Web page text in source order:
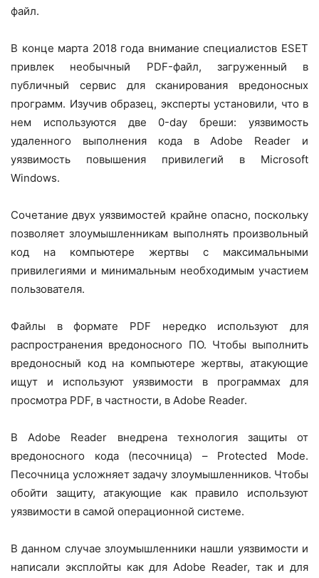
файл.
В конце марта 2018 года внимание специалистов ESET
привлек необычный PDF-файл, загруженный в
публичный сервис для сканирования вредоносных
программ. Изучив образец, эксперты установили, что в
нем используются две 0-day бреши: уязвимость
удаленного выполнения кода в Adobe Reader и
уязвимость повышения привилегий в Microsoft
Windows.
Сочетание двух уязвимостей крайне опасно, поскольку
позволяет злоумышленникам выполнять произвольный
код на компьютере жертвы с максимальными
привилегиями и минимальным необходимым участием
пользователя.
Файлы в формате PDF нередко используют для
распространения вредоносного ПО. Чтобы выполнить
вредоносный код на компьютере жертвы, атакующие
ищут и используют уязвимости в программах для
просмотра PDF, в частности, в Adobe Reader.
В Adobe Reader внедрена технология защиты от
вредоносного кода (песочница) – Protected Mode.
Песочница усложняет задачу злоумышленников. Чтобы
обойти защиту, атакующие как правило используют
уязвимости в самой операционной системе.
В данном случае злоумышленники нашли уязвимости и
написали эксплойты как для Adobe Reader, так и для